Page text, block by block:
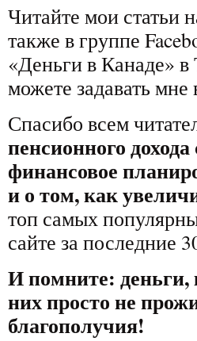
Читайте мои статьи
также в группе
«Деньги в Канаде»
можете задавать
Спасибо всем
пенсионного
финансовое
и о том, как
топ самых
сайте за последние
И помните: деньги,
них просто не
благополучия!